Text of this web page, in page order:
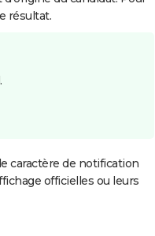
résultat.
caractère de notification
officielles ou leurs